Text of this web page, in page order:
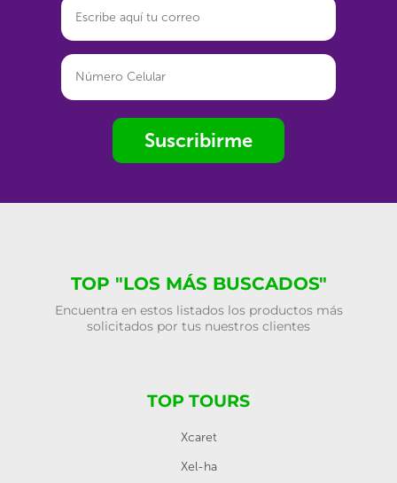
Suscribirme
TOP "LOS MÁS BUSCADOS"
Encuentra en estos listados los productos más
solicitados por tus nuestros clientes
TOP TOURS
Xcaret
Xel-ha